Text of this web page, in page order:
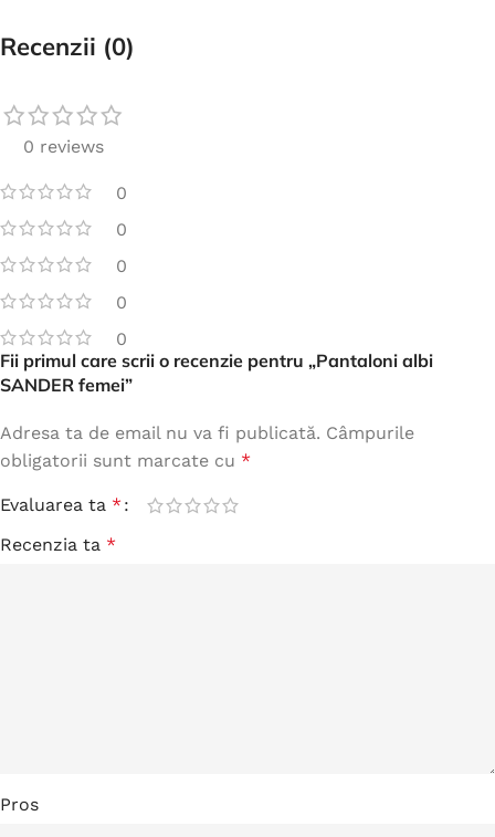
Recenzii (0)
0 reviews
0
0
0
0
0
Fii primul care scrii o recenzie pentru „Pantaloni albi
SANDER femei”
Adresa ta de email nu va fi publicată. Câmpurile
obligatorii sunt marcate cu *
Evaluarea ta *
Recenzia ta *
Pros